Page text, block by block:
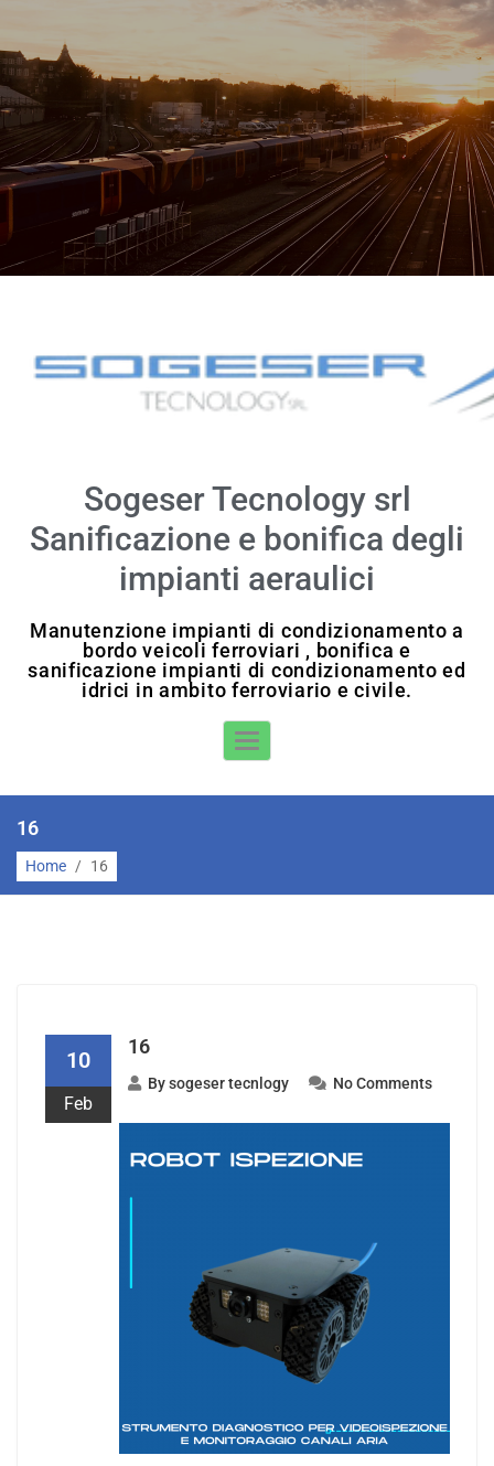
Sogeser Tecnology srl
Sanificazione e bonifica degli
impianti aeraulici
Manutenzione impianti di condizionamento a
bordo veicoli ferroviari , bonifica e
sanificazione impianti di condizionamento ed
idrici in ambito ferroviario e civile.
Toggle Navigation
16
Home / 16
10
Feb
16
Bysogeser tecnlogy No Comments